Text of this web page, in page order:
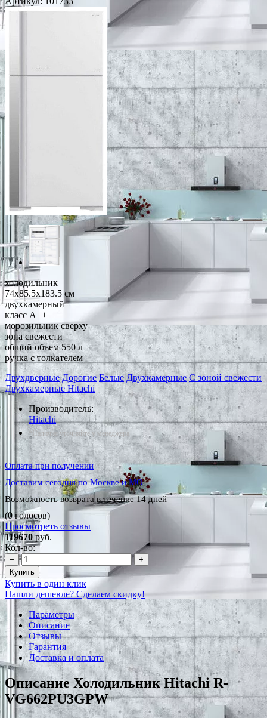
холодильник
74x85.5x183.5 см
двухкамерный
класс A++
морозильник сверху
зона свежести
общий объем 550 л
ручка с толкателем
Двухдверные Дорогие Белые Двухкамерные С зоной свежести
Двухкамерные Hitachi
Производитель:
Hitachi
*Наличие уточняйте у менеджера
Оплата при получении
Доставим сегодня по Москве и МО
Возможность возврата в течение 14 дней
(0 голосов)
Просмотреть отзывы
119670руб.
Кол-во:
−
+
Купить
Купить в один клик
Нашли дешевле? Сделаем скидку!
Параметры
Описание
Отзывы
Гарантия
Доставка и оплата
Описание Холодильник Hitachi R-
VG662PU3GPW